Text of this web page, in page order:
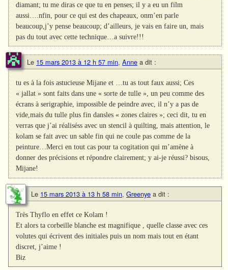
diamant; tu me diras ce que tu en penses; il y a eu un film
aussi….nfin, pour ce qui est des chapeaux, onm’en parle
beaucoup,j’y pense beaucoup; d’ailleurs, je vais en faire un, mais
pas du tout avec cette technique…a suivre!!!
Le 15 mars 2013 à 12 h 57 min, Anne a dit :
tu es à la fois astucieuse Mijane et …tu as tout faux aussi; Ces
« jallat » sont faits dans une « sorte de tulle », un peu comme des
écrans à serigraphie, impossible de peindre avec, il n’y a pas de
vide,mais du tulle plus fin dansles « zones claires »; ceci dit, tu en
verras que j’ai réaliséss avec un stencil à quilting, mais attention, le
kolam se fait avec un sable fin qui ne coule pas comme de la
peinture…Merci en tout cas pour ta cogitation qui m’amène à
donner des précisions et répondre clairement; y ai-je réussi? bisous,
Mijane!
Le 15 mars 2013 à 13 h 58 min, Greenye a dit :
Très Thyflo en effet ce Kolam !
Et alors ta corbeille blanche est magnifique , quelle classe avec ces
volutes qui écrivent des initiales puis un nom mais tout en étant
discret, j’aime !
Biz